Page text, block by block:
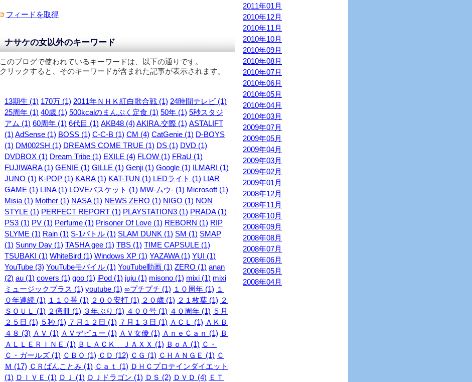
フィードを取得
ナサケの女以外のキーワード
このブログで使われているキーワードは、以下の通りです。
クリックすると、そのキーワードが含まれた記事が表示されます。
13期生 (1) 170万 (1) 2011年ＮＨＫ紅白歌合戦 (1) 24時間テレビ (1)
25周年 (1) 40歳 (1) 500kcalのまんぷく定食 (1) 50年 (1) 5秒スタジ
アム (1) 60周年 (1) 6代目 (1) AKB48 (4) AKIRA.交際 (1) ASTALIFT
(1) AdSense (1) BOSS (1) C-C-B (1) CM (4) CatGenie (1) D-BOYS
(1) DM002SH (1) DREAMS COME TRUE (1) DS (1) DVD (1)
DVDBOX (1) Dream Tribe (1) EXILE (4) FLOW (1) FRaU (1)
FUJIWARA (1) GENIE (1) GILLE (1) Genji (1) Google (1) ILMARI (1)
JUNO (1) K-POP (1) KARA (1) KAT-TUN (1) LEDライト (1) LIAR
GAME (1) LINA (1) LOVEバスケット (1) MW-ムウ- (1) Microsoft (1)
Misia (1) Mother (1) NASA (1) NEWS ZERO (1) NIGO (1) NON
STYLE (1) PERFECT REPORT (1) PLAYSTATION3 (1) PRADA (1)
PS3 (1) PV (1) Perfume (1) Prisoner Of Love (1) REBORN (1) RIP
SLYME (1) Rain (1) S-1バトル (1) SLAM DUNK (1) SM (1) SMAP
(1) Sunny Day (1) TASHA gee (1) TBS (1) TIME CAPSULE (1)
TSUBAKI (1) WhiteBird (1) Windows XP (1) YAZAWA (1) YUI (1)
YouTube (3) YouTubeモバイル (1) YouTube動画 (1) ZERO (1) anan
(2) au (1) covers (1) goo (1) iPod (1) juju (1) misono (1) mixi (1) mixi
ミュージックプラス (1) youtube (1) ∞プチプチ (1) １０周年 (1) １
０年連続 (1) １１０番 (1) ２００安打 (1) ２０歳 (1) ２１枚葉 (1) ２
ＳＯＵＬ (1) ２億冊 (1) ３年ぶり (1) ４００号 (1) ４０周年 (1) ５月
２５日 (1) ５秒 (1) ７月１２日 (1) ７月１３日 (1) ＡＣＬ (1) ＡＫＢ
４８ (3) ＡＶ (1) ＡＶデビュー (1) ＡＶ女優 (1) ＡｎｅＣａｎ (1) Ｂ
ＡＬＬＥＲＩＮＥ (1) ＢＬＡＣＫ ＪＡＸＸ (1) ＢｏＡ (1) Ｃ・
Ｃ・ガールズ (1) ＣＢＯ (1) ＣＤ (12) ＣＧ (1) ＣＨＡＮＧＥ (1) Ｃ
Ｍ (17) ＣＲばんことみ (1) Ｃａｔ (1) ＤＨＣプロテインダイエット
(1) ＤＩＶＥ (1) ＤＪ (1) ＤＪドラゴン (1) ＤＳ (2) ＤＶＤ (4) ＥＴ
2011年01月
2010年12月
2010年11月
2010年10月
2010年09月
2010年08月
2010年07月
2010年06月
2010年05月
2010年04月
2010年03月
2009年07月
2009年05月
2009年04月
2009年03月
2009年02月
2009年01月
2008年12月
2008年11月
2008年10月
2008年09月
2008年08月
2008年07月
2008年06月
2008年05月
2008年04月